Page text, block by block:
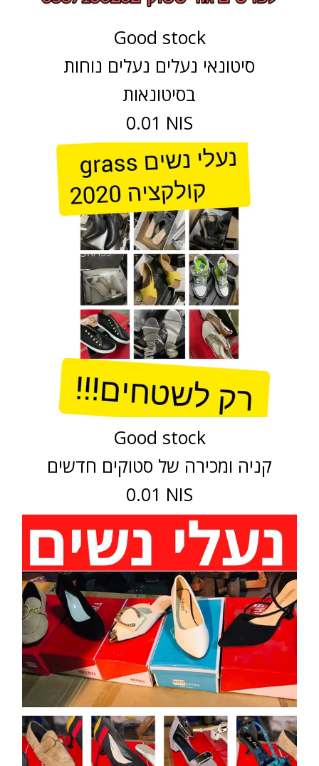
Good stock
סיטונאי נעלים נעלים נוחות
בסיטונאות
0.01 NIS
Good stock
קניה ומכירה של סטוקים חדשים
0.01 NIS